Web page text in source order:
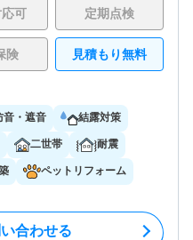
可 定期点検
険 見積もり無料
音・遮音 結露対策
二世帯 耐震
ペットリフォーム
合わせる